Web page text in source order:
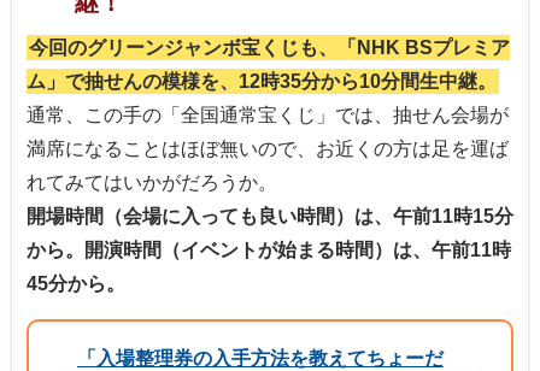
今回のグリーンジャンボ宝くじも、「NHK BSプレミア
ム」で抽せんの模様を、12時35分から10分間生中継。
通常、この手の「全国通常宝くじ」では、抽せん会場が
満席になることはほぼ無いので、お近くの方は足を運ば
れてみてはいかがだろうか。
開場時間（会場に入っても良い時間）は、午前11時15分
から。開演時間（イベントが始まる時間）は、午前11時
45分から。
「入場整理券の入手方法を教えてちょーだ